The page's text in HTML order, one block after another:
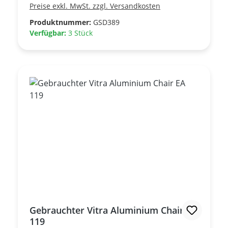
Ausführung: Synchronmechanik mit
automatischer Federkrafteinstellung
Preise exkl. MwSt. zzgl. Versandkosten
Produktnummer: GSD389
Verfügbar: 3 Stück
Gebrauchter Vitra Aluminium Chair EA
119